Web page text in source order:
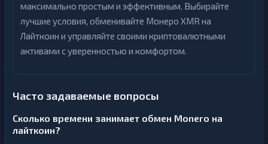
максимально простым и эффективным. Выбирайте
лучшие условия, обменивайте Монеро XMR на
Лайткоин и управляйте своими криптовалютными
активами с уверенностью и комфортом.
Часто задаваемые вопросы
Сколько времени занимает обмен Monero на
лайткоин?